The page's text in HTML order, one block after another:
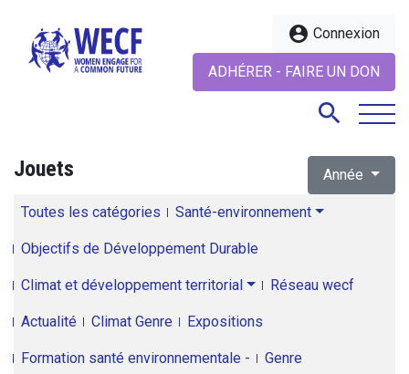
account_circle Connexion
ADHÉRER - FAIRE UN DON
search
Jouets Année
Toutes les catégories Santé-environnement
Objectifs de Développement Durable
Climat et développement territorial Réseau wecf
Actualité Climat Genre Expositions
Formation santé environnementale - Genre